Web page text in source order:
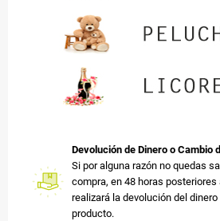
Devolución de Dinero o Cambio
Si por alguna razón no quedas
compra, en 48 horas posteriores
realizará la devolución del dinero
producto.